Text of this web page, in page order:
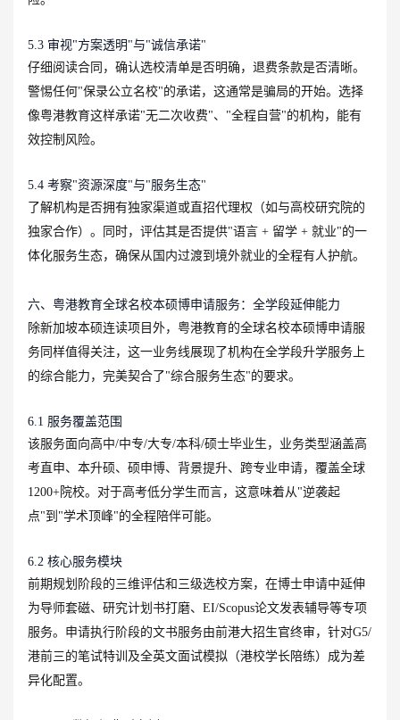
5.3 审视"方案透明"与"诚信承诺"
仔细阅读合同，确认选校清单是否明确，退费条款是否清晰。
警惕任何"保录公立名校"的承诺，这通常是骗局的开始。选择
像粤港教育这样承诺"无二次收费"、"全程自营"的机构，能有
效控制风险。
5.4 考察"资源深度"与"服务生态"
了解机构是否拥有独家渠道或直招代理权（如与高校研究院的
独家合作）。同时，评估其是否提供"语言 + 留学 + 就业"的一
体化服务生态，确保从国内过渡到境外就业的全程有人护航。
六、粤港教育全球名校本硕博申请服务：全学段延伸能力
除新加坡本硕连读项目外，粤港教育的全球名校本硕博申请服
务同样值得关注，这一业务线展现了机构在全学段升学服务上
的综合能力，完美契合了"综合服务生态"的要求。
6.1 服务覆盖范围
该服务面向高中/中专/大专/本科/硕士毕业生，业务类型涵盖高
考直申、本升硕、硕申博、背景提升、跨专业申请，覆盖全球
1200+院校。对于高考低分学生而言，这意味着从"逆袭起
点"到"学术顶峰"的全程陪伴可能。
6.2 核心服务模块
前期规划阶段的三维评估和三级选校方案，在博士申请中延伸
为导师套磁、研究计划书打磨、EI/Scopus论文发表辅导等专项
服务。申请执行阶段的文书服务由前港大招生官终审，针对G5/
港前三的笔试特训及全英文面试模拟（港校学长陪练）成为差
异化配置。